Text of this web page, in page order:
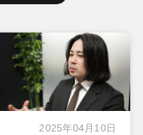
2025年04月10日